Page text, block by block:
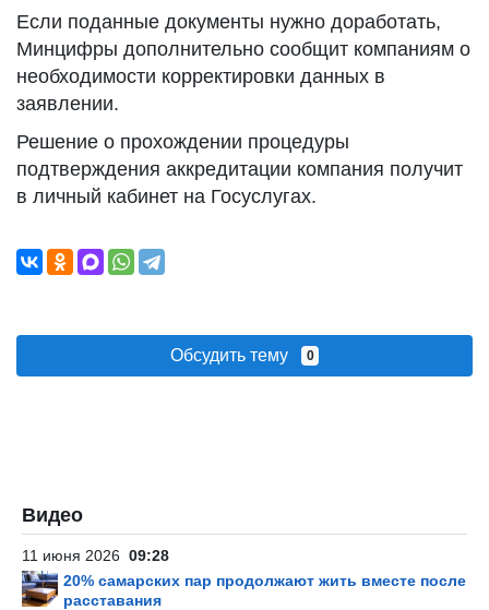
Если поданные документы нужно доработать,
Минцифры дополнительно сообщит компаниям о
необходимости корректировки данных в
заявлении.
Решение о прохождении процедуры
подтверждения аккредитации компания получит
в личный кабинет на Госуслугах.
Обсудить тему 0
Видео
11 июня 2026 09:28
20% самарских пар продолжают жить вместе после
расставания